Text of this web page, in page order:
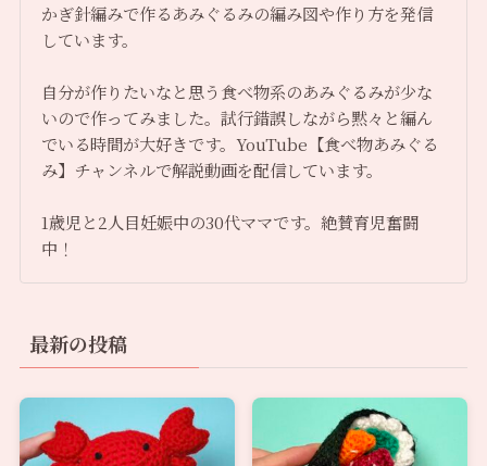
かぎ針編みで作るあみぐるみの編み図や作り方を発信
しています。
自分が作りたいなと思う食べ物系のあみぐるみが少な
いので作ってみました。試行錯誤しながら黙々と編ん
でいる時間が大好きです。YouTube【食べ物あみぐる
み】チャンネルで解説動画を配信しています。
1歳児と2人目妊娠中の30代ママです。絶賛育児奮闘
中！
最新の投稿